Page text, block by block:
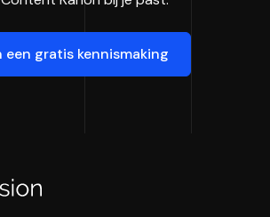
een gratis kennismaking